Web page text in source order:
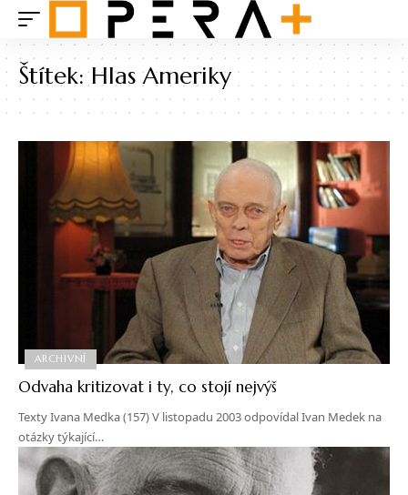
Štítek:Hlas Ameriky
ARCHIVNÍ
Odvaha kritizovat i ty, co stojí nejvýš
Texty Ivana Medka (157) V listopadu 2003 odpovídal Ivan Medek na
otázky týkající…